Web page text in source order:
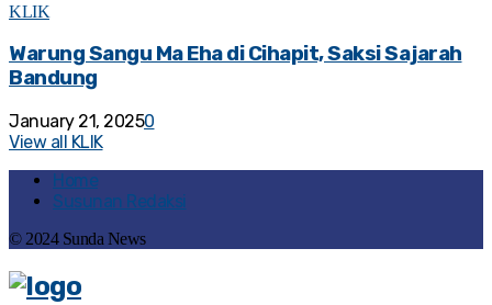
KLIK
Warung Sangu Ma Eha di Cihapit, Saksi Sajarah
Bandung
January 21, 20250
View all KLIK
Home
Susunan Redaksi
© 2024 Sunda News